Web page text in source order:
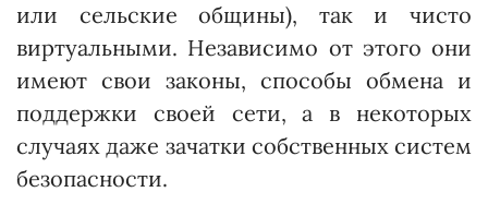
или сельские общины), так и чисто
виртуальными. Независимо от этого они
имеют свои законы, способы обмена и
поддержки своей сети, а в некоторых
случаях даже зачатки собственных систем
безопасности.